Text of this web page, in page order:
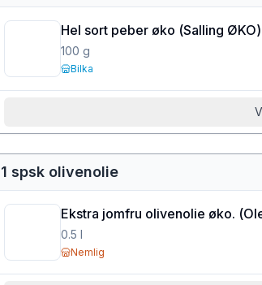
Hel sort peber øko (Salling ØKO)
100 g
Bilka
1 spsk olivenolie
Ekstra jomfru olivenolie øko. (
0.5 l
Nemlig